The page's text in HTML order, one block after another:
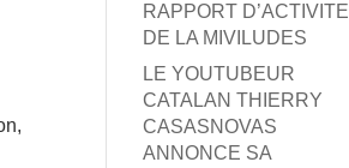
RAPPORT D’ACTIVITE
DE LA MIVILUDES
LE YOUTUBEUR
CATALAN THIERRY
CASASNOVAS
ANNONCE SA